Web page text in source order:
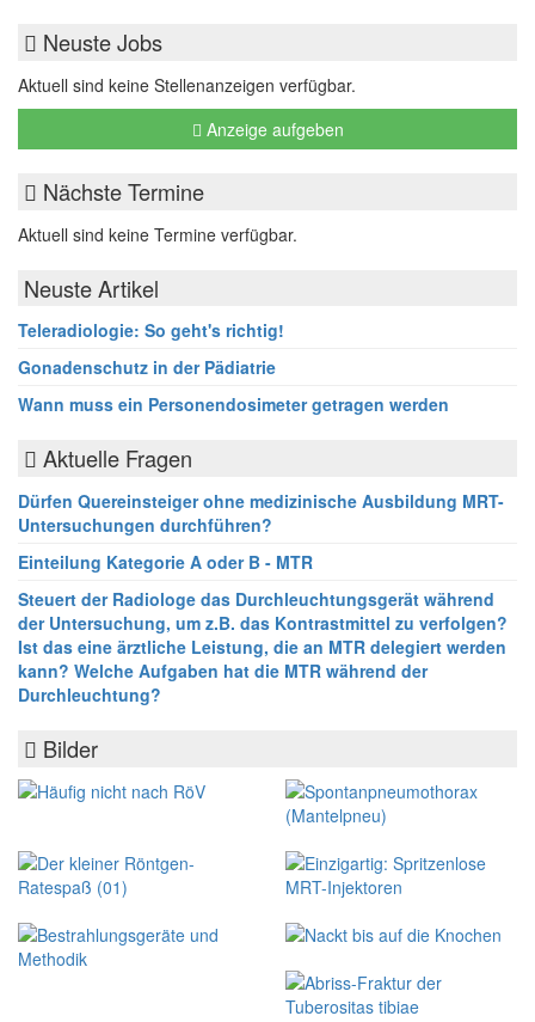
Neuste Jobs
Aktuell sind keine Stellenanzeigen verfügbar.
Anzeige aufgeben
Nächste Termine
Aktuell sind keine Termine verfügbar.
Neuste Artikel
Teleradiologie: So geht's richtig!
Gonadenschutz in der Pädiatrie
Wann muss ein Personendosimeter getragen werden
Aktuelle Fragen
Dürfen Quereinsteiger ohne medizinische Ausbildung MRT-
Untersuchungen durchführen?
Einteilung Kategorie A oder B - MTR
Steuert der Radiologe das Durchleuchtungsgerät während
der Untersuchung, um z.B. das Kontrastmittel zu verfolgen?
Ist das eine ärztliche Leistung, die an MTR delegiert werden
kann? Welche Aufgaben hat die MTR während der
Durchleuchtung?
Bilder